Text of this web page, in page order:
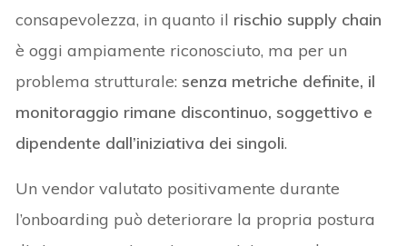
consapevolezza, in quanto il rischio supply chain
è oggi ampiamente riconosciuto, ma per un
problema strutturale: senza metriche definite, il
monitoraggio rimane discontinuo, soggettivo e
dipendente dall’iniziativa dei singoli.
Un vendor valutato positivamente durante
l’onboarding può deteriorare la propria postura